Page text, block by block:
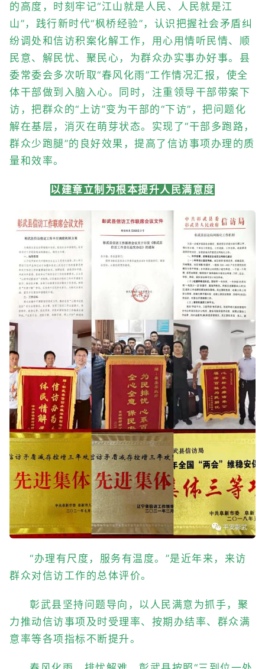
的高度，时刻牢记“江山就是人民、人民就是江
山”，践行新时代“枫桥经验”，认识把握社会矛盾纠
纷调处和信访积案化解工作，用心用情听民情、顺
民意、解民忧、聚民心，为群众办实事办好事。县
委常委会多次听取“春风化雨”工作情况汇报，使全
体干部做到入脑入心。同时，注重领导干部带案下
访，把群众的“上访”变为干部的“下访”，把问题化
解在基层，消灭在萌芽状态。实现了“干部多跑路，
群众少跑腿”的良好效果，提高了信访事项办理的质
量和效率。
以建章立制为根本提升人民满意度
“办理有尺度，服务有温度。”是近年来，来访
群众对信访工作的总体评价。
彰武县坚持问题导向，以人民满意为抓手，聚
力推动信访事项及时受理率、按期办结率、群众满
意率等各项指标不断提升。